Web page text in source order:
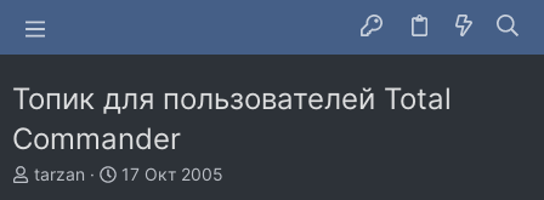
Топик для пользователей Total
Commander
А
tarzan
Д
17 Окт 2005